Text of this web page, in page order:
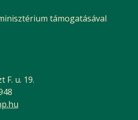
támogatásával
F. u. 19.